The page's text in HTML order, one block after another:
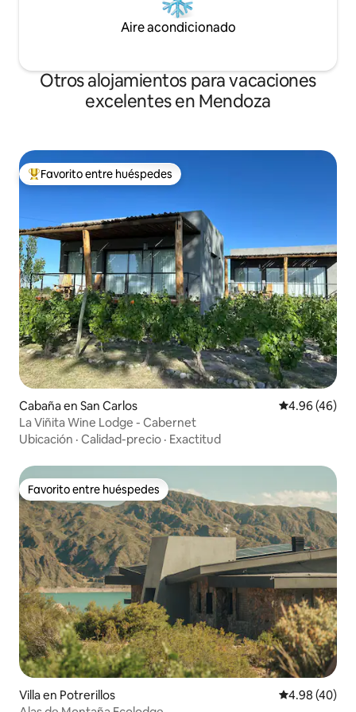
Aire acondicionado
Otros alojamientos para vacaciones
excelentes en Mendoza
Favorito entre huéspedes preferido
Favorito entre huéspedes
Cabaña en San Carlos Calificación
4.96 (46)
La Viñita Wine Lodge - Cabernet
Ubicación · Calidad-precio · Exactitud
Favorito entre huéspedes
Favorito entre huéspedes
Villa en Potrerillos Calificación
4.98 (40)